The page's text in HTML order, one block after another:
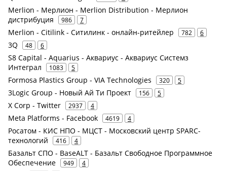
Merlion - Мерлион - Merlion Distribution - Мерлион
дистрибуция
986 7
Merlion - Citilink - Ситилинк - онлайн-ритейлер 782 6
3Q 48 6
S8 Capital - Aquarius - Аквариус - Аквариус Системз
Интеграл
1083 5
Formosa Plastics Group - VIA Technologies 320 5
3Logic Group - Новый Ай Ти Проект 156 5
X Corp - Twitter 2937 4
Meta Platforms - Facebook 4619 4
Росатом - КИС НПО - МЦСТ - Московский центр SPARC-
технологий
416 4
Базальт СПО - BaseALT - Базальт Свободное Программное
Обеспечение
949 4